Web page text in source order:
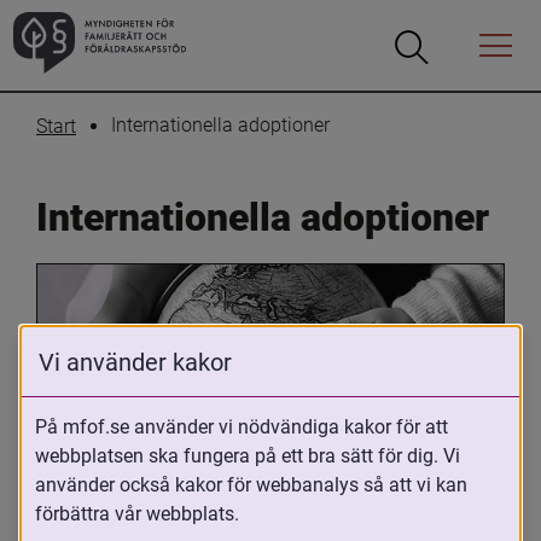
Öppna
Öppna
Menyn
Start Internationella adoptioner
Internationella adoptioner
Oavsett om du är adopterad,
adoptivförälder eller arbetar med
Vi använder kakor
På mfof.se använder vi nödvändiga kakor för att
webbplatsen ska fungera på ett bra sätt för dig. Vi
använder också kakor för webbanalys så att vi kan
förbättra vår webbplats.